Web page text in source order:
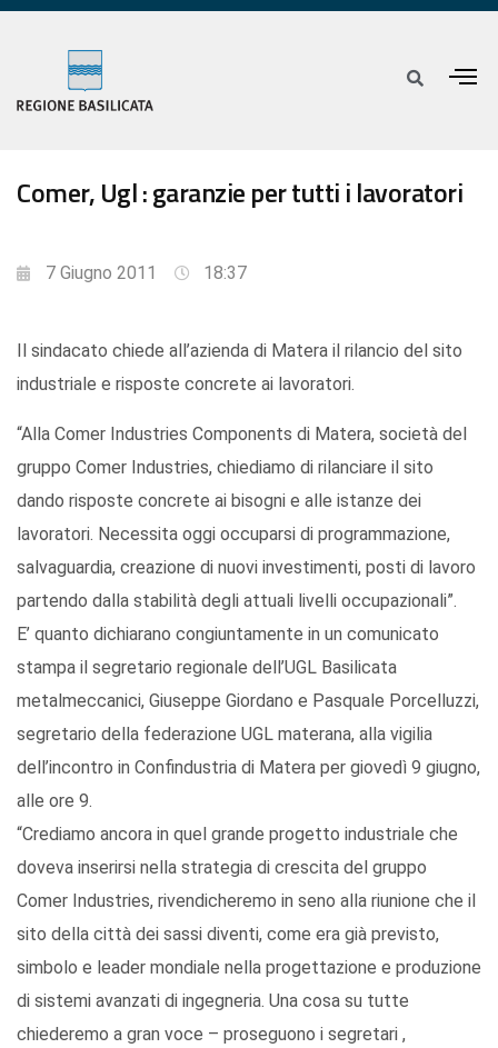
Comer, Ugl : garanzie per tutti i lavoratori
7 Giugno 2011 18:37
Il sindacato chiede all’azienda di Matera il rilancio del sito
industriale e risposte concrete ai lavoratori.
“Alla Comer Industries Components di Matera, società del
gruppo Comer Industries, chiediamo di rilanciare il sito
dando risposte concrete ai bisogni e alle istanze dei
lavoratori. Necessita oggi occuparsi di programmazione,
salvaguardia, creazione di nuovi investimenti, posti di lavoro
partendo dalla stabilità degli attuali livelli occupazionali”.
E’ quanto dichiarano congiuntamente in un comunicato
stampa il segretario regionale dell’UGL Basilicata
metalmeccanici, Giuseppe Giordano e Pasquale Porcelluzzi,
segretario della federazione UGL materana, alla vigilia
dell’incontro in Confindustria di Matera per giovedì 9 giugno,
alle ore 9.
“Crediamo ancora in quel grande progetto industriale che
doveva inserirsi nella strategia di crescita del gruppo
Comer Industries, rivendicheremo in seno alla riunione che il
sito della città dei sassi diventi, come era già previsto,
simbolo e leader mondiale nella progettazione e produzione
di sistemi avanzati di ingegneria. Una cosa su tutte
chiederemo a gran voce – proseguono i segretari ,